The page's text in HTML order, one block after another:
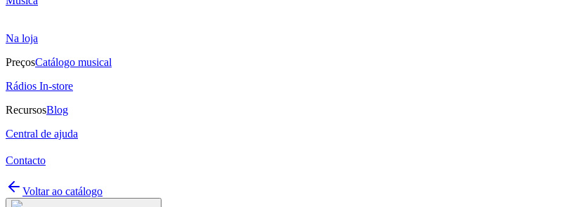
Na loja
PreçosCatálogo musical
Rádios In-store
RecursosBlog
Central de ajuda
Contacto
Voltar ao catálogo